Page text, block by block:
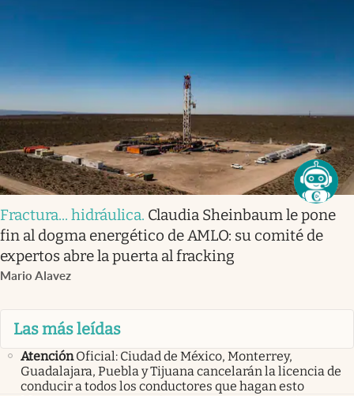
Fractura... hidráulica. Claudia Sheinbaum le pone
fin al dogma energético de AMLO: su comité de
expertos abre la puerta al fracking
Mario Alavez
Las más leídas
Atención Oficial: Ciudad de México, Monterrey,
Guadalajara, Puebla y Tijuana cancelarán la licencia de
conducir a todos los conductores que hagan esto